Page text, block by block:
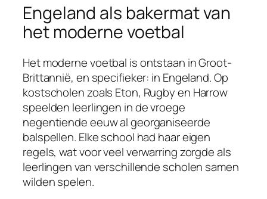
Engeland als bakermat van
het moderne voetbal
Het moderne voetbal is ontstaan in Groot-
Brittannië, en specifieker: in Engeland. Op
kostscholen zoals Eton, Rugby en Harrow
speelden leerlingen in de vroege
negentiende eeuw al georganiseerde
balspellen. Elke school had haar eigen
regels, wat voor veel verwarring zorgde als
leerlingen van verschillende scholen samen
wilden spelen.